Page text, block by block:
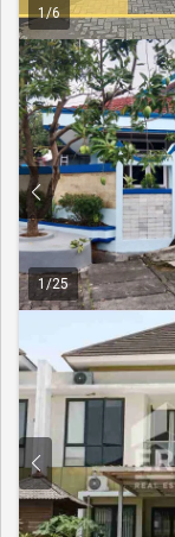
1/6
1/25